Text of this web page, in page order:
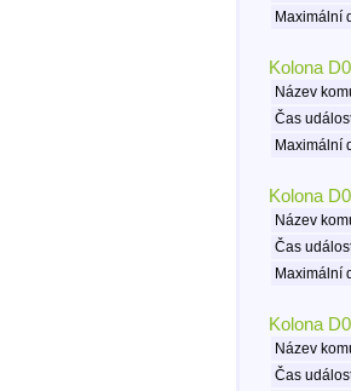
Maximální
Kolona
Název
Čas
Maximální
Kolona
Název
Čas
Maximální
Kolona
Název
Čas